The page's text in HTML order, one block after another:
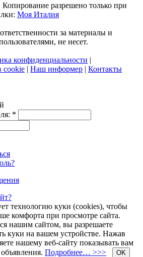
разрешено только при
Моя Италия
за материалы и
не несет.
конфиденциальности |
cookie | Наш информер | Контакты
*
технологию куки (cookies), чтобы
комфорта при просмотре сайта.
нашим сайтом, вы разрешаете
куки на вашем устройстве. Нажав
нашему веб-сайту показывать вам
Подробнее… >>> OK